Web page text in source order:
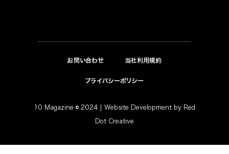
お問い合わせ 当社利用規約
プライバシーポリシー
10 Magazine © 2024 | Website Development by Red
Dot Creative